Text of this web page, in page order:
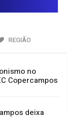
REGIÃO
no
Copercampos
deixa